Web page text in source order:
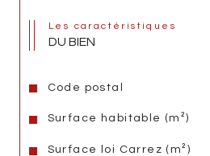
votre petite famille.
Les caractéristiques
DU BIEN
Code postal
Surface habitable (m²)
Surface loi Carrez (m²)